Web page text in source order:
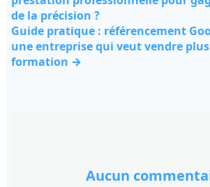
de la précision ?
Guide pratique : référencement
une entreprise qui veut vendre
formation →
Aucun